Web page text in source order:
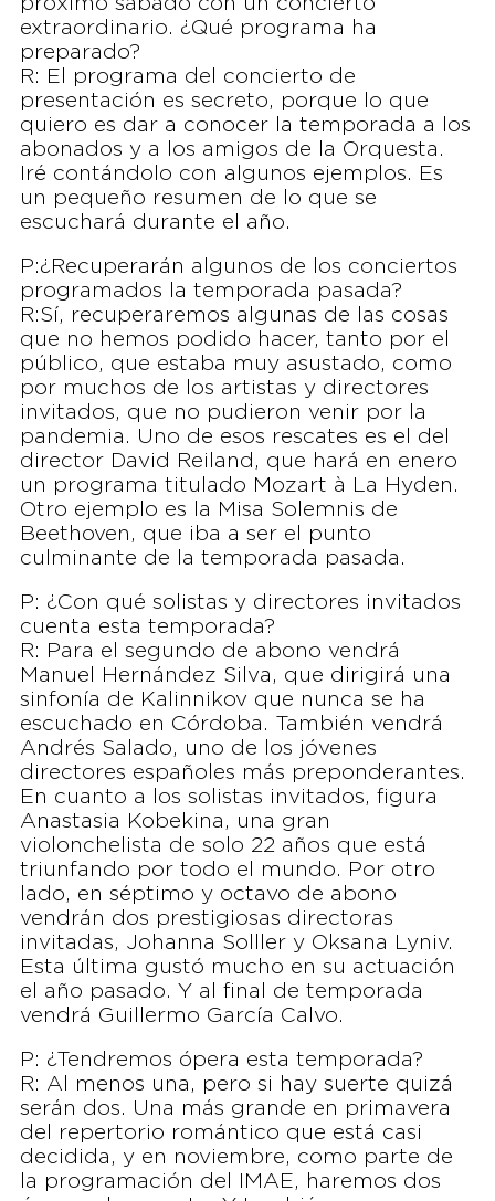
próximo sábado con un concierto
extraordinario. ¿Qué programa ha
preparado?
R: El programa del concierto de
presentación es secreto, porque lo que
quiero es dar a conocer la temporada a los
abonados y a los amigos de la Orquesta.
Iré contándolo con algunos ejemplos. Es
un pequeño resumen de lo que se
escuchará durante el año.
P:¿Recuperarán algunos de los conciertos
programados la temporada pasada?
R:Sí, recuperaremos algunas de las cosas
que no hemos podido hacer, tanto por el
público, que estaba muy asustado, como
por muchos de los artistas y directores
invitados, que no pudieron venir por la
pandemia. Uno de esos rescates es el del
director David Reiland, que hará en enero
un programa titulado Mozart à La Hyden.
Otro ejemplo es la Misa Solemnis de
Beethoven, que iba a ser el punto
culminante de la temporada pasada.
P: ¿Con qué solistas y directores invitados
cuenta esta temporada?
R: Para el segundo de abono vendrá
Manuel Hernández Silva, que dirigirá una
sinfonía de Kalinnikov que nunca se ha
escuchado en Córdoba. También vendrá
Andrés Salado, uno de los jóvenes
directores españoles más preponderantes.
En cuanto a los solistas invitados, figura
Anastasia Kobekina, una gran
violonchelista de solo 22 años que está
triunfando por todo el mundo. Por otro
lado, en séptimo y octavo de abono
vendrán dos prestigiosas directoras
invitadas, Johanna Solller y Oksana Lyniv.
Esta última gustó mucho en su actuación
el año pasado. Y al final de temporada
vendrá Guillermo García Calvo.
P: ¿Tendremos ópera esta temporada?
R: Al menos una, pero si hay suerte quizá
serán dos. Una más grande en primavera
del repertorio romántico que está casi
decidida, y en noviembre, como parte de
la programación del IMAE, haremos dos